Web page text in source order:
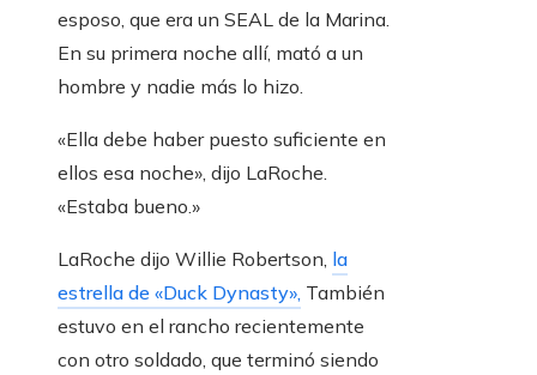
esposo, que era un SEAL de la Marina.
En su primera noche allí, mató a un
hombre y nadie más lo hizo.
«Ella debe haber puesto suficiente en
ellos esa noche», dijo LaRoche.
«Estaba bueno.»
LaRoche dijo Willie Robertson, la
estrella de «Duck Dynasty», También
estuvo en el rancho recientemente
con otro soldado, que terminó siendo